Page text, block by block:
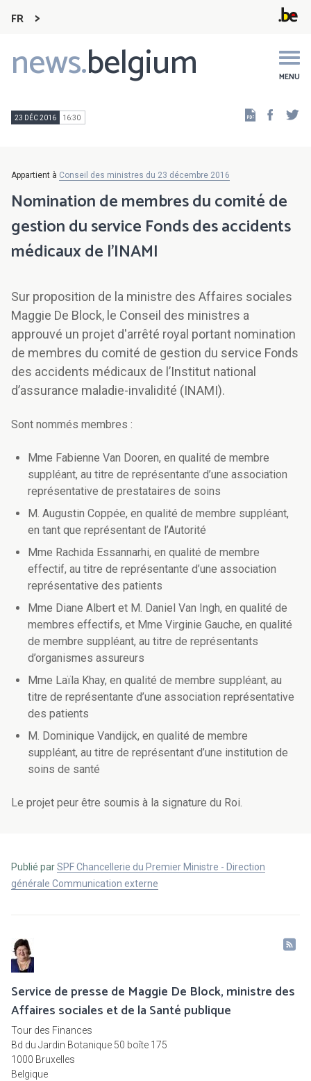
FR
news.belgium MENU
Main
navigation
23 DÉC 2016 16:30
Appartient à Conseil des ministres du 23 décembre 2016
Nomination de membres du comité de
gestion du service Fonds des accidents
médicaux de l'INAMI
Sur proposition de la ministre des Affaires sociales
Maggie De Block, le Conseil des ministres a
approuvé un projet d'arrêté royal portant nomination
de membres du comité de gestion du service Fonds
des accidents médicaux de l’Institut national
d’assurance maladie-invalidité (INAMI).
Sont nommés membres :
Mme Fabienne Van Dooren, en qualité de membre
suppléant, au titre de représentante d’une association
représentative de prestataires de soins
M. Augustin Coppée, en qualité de membre suppléant,
en tant que représentant de l’Autorité
Mme Rachida Essannarhi, en qualité de membre
effectif, au titre de représentante d’une association
représentative des patients
Mme Diane Albert et M. Daniel Van Ingh, en qualité de
membres effectifs, et Mme Virginie Gauche, en qualité
de membre suppléant, au titre de représentants
d’organismes assureurs
Mme Laïla Khay, en qualité de membre suppléant, au
titre de représentante d’une association représentative
des patients
M. Dominique Vandijck, en qualité de membre
suppléant, au titre de représentant d’une institution de
soins de santé
Le projet peur être soumis à la signature du Roi.
Publié parSPF Chancellerie du Premier Ministre - Direction
générale Communication externe
Service de presse de Maggie De Block, ministre des
Affaires sociales et de la Santé publique
Tour des Finances
Bd du Jardin Botanique 50 boîte 175
1000 Bruxelles
Belgique